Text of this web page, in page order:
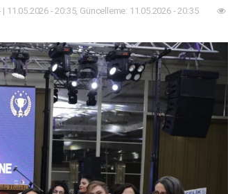
11.05.2026 - 20:35, Güncelleme: 11.05.2026 - 20:35